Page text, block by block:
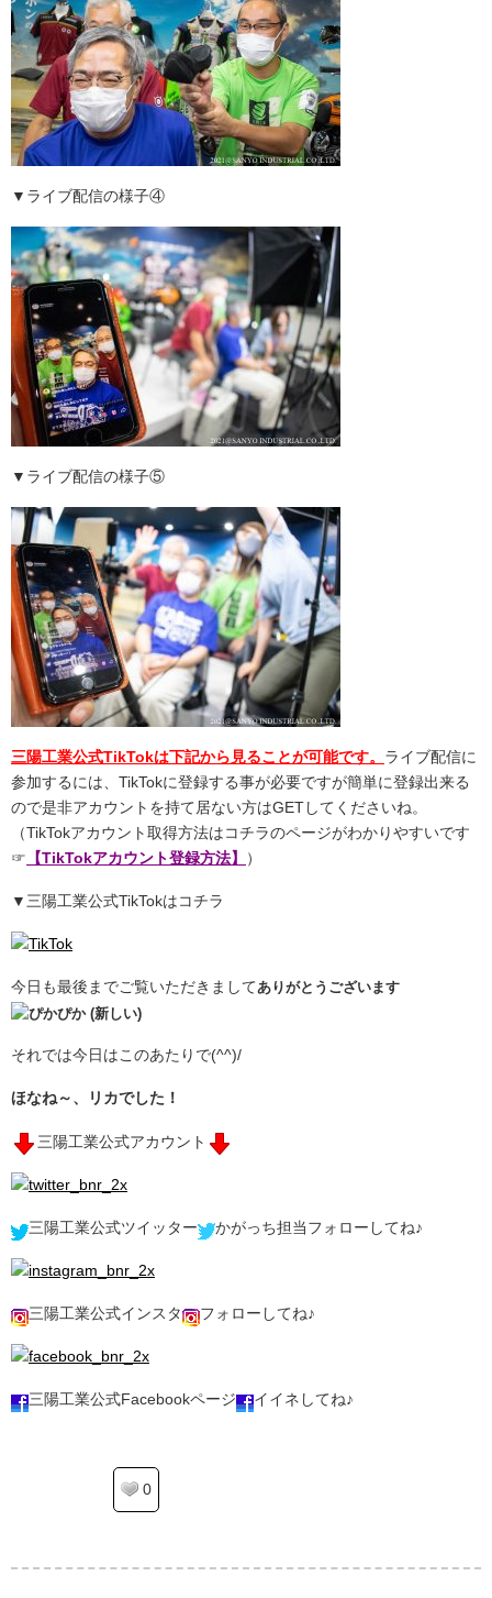
▼ライブ配信の様子④
▼ライブ配信の様子⑤
三陽工業公式TikTokは下記から見ることが可能です。 ライブ配信に
参加するには、TikTokに登録する事が必要ですが簡単に登録出来る
ので是非アカウントを持て居ない方はGETしてくださいね。
（TikTokアカウント取得方法はコチラのページがわかりやすいです
☞ 【TikTokアカウント登録方法】 ）
▼三陽工業公式TikTokはコチラ
今日も最後までご覧いただきましてありがとうございます
それでは今日はこのあたりで(^^)/
ほなね～、リカでした！
三陽工業公式アカウント
三陽工業公式ツイッター かがっち担当フォローしてね♪
三陽工業公式インスタ フォローしてね♪
三陽工業公式Facebookページ イイネしてね♪
0